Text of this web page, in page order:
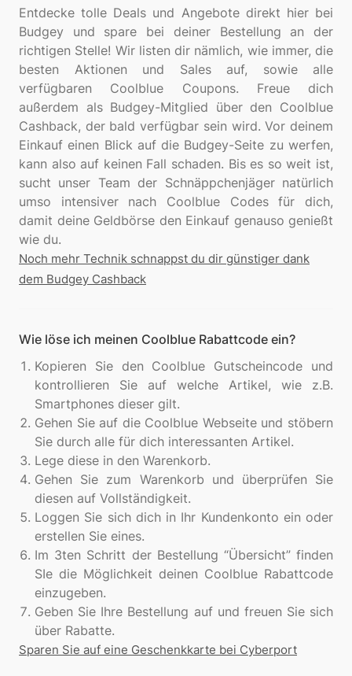
Entdecke tolle Deals und Angebote direkt hier bei
Budgey und spare bei deiner Bestellung an der
richtigen Stelle! Wir listen dir nämlich, wie immer, die
besten Aktionen und Sales auf, sowie alle
verfügbaren Coolblue Coupons. Freue dich
außerdem als Budgey-Mitglied über den Coolblue
Cashback, der bald verfügbar sein wird. Vor deinem
Einkauf einen Blick auf die Budgey-Seite zu werfen,
kann also auf keinen Fall schaden. Bis es so weit ist,
sucht unser Team der Schnäppchenjäger natürlich
umso intensiver nach Coolblue Codes für dich,
damit deine Geldbörse den Einkauf genauso genießt
Noch mehr Technik schnappst du dir günstiger dank
dem Budgey Cashback
Wie löse ich meinen Coolblue Rabattcode ein?
Kopieren Sie den Coolblue Gutscheincode und
kontrollieren Sie auf welche Artikel, wie z.B.
Smartphones dieser gilt.
Gehen Sie auf die Coolblue Webseite und stöbern
Sie durch alle für dich interessanten Artikel.
Lege diese in den Warenkorb.
Gehen Sie zum Warenkorb und überprüfen Sie
diesen auf Vollständigkeit.
Loggen Sie sich dich in Ihr Kundenkonto ein oder
erstellen Sie eines.
Im 3ten Schritt der Bestellung “Übersicht” finden
SIe die Möglichkeit deinen Coolblue Rabattcode
einzugeben.
Geben Sie Ihre Bestellung auf und freuen Sie sich
über Rabatte.
Sparen Sie auf eine Geschenkkarte bei Cyberport